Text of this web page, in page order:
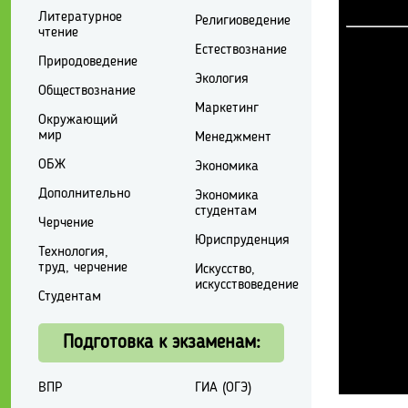
Литературное
чтение
Природоведение
Обществознание
Окружающий
мир
ОБЖ
Дополнительно
Черчение
Технология,
труд, черчение
Студентам
Религиоведение
Естествознание
Экология
Маркетинг
Менеджмент
Экономика
Экономика
студентам
Юриспруденция
Искусство,
искусствоведение
Подготовка к экзаменам:
ВПР
ГИА (ОГЭ)